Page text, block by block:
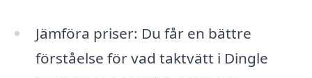
Jämföra priser: Du får en bättre
förståelse för vad taktvätt i Dingle